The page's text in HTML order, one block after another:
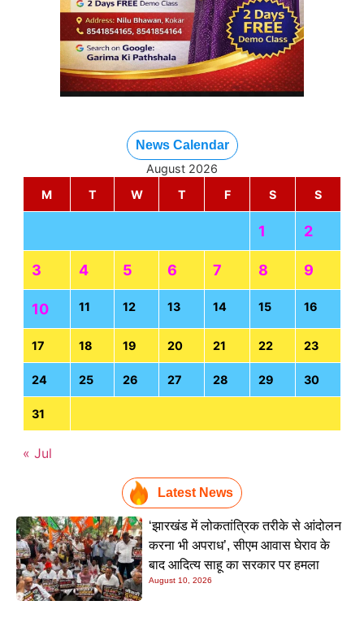
News Calendar
August 2026
M
T W T F S S
1 2
3 4 5 6 7 8 9
10 11 12 13 14 15 16
17 18 19 20 21 22 23
24 25 26 27 28 29 30
31
« Jul
Latest News
‘झारखंड में लोकतांत्रिक तरीके से आंदोलन
करना भी अपराध’, सीएम आवास घेराव के
बाद आदित्य साहू का सरकार पर हमला
August 10, 2026